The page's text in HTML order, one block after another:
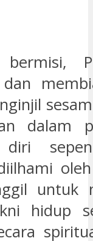
dalam
diri
untuk
hidup